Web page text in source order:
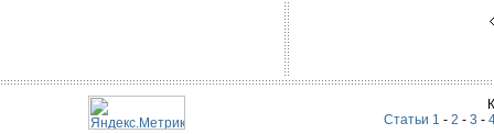
Статьи 1 - 2 - 3 -